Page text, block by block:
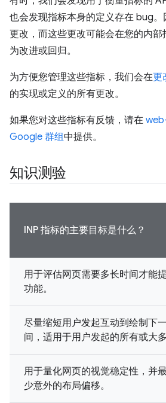
也会发现指标本身的定义存在 bug
更改，而这些更改可能会在您的内
为改进或回归。
为方便您管理这些指标，我们会在更
的实现或定义的所有更改。
如果您对这些指标有反馈，请在
Google 群组中提供。
知识测验
INP 指标的主要目标是什么？
用于评估网页需要多长时间才能
功能。
尽量缩短用户发起互动到绘制下
间，适用于用户发起的所有或大多
用于量化网页的视觉稳定性，并
少意外的布局偏移。